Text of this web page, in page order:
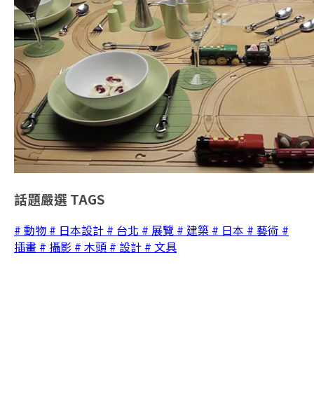
話題嚴選 TAGS
# 動物 # 日本設計 # 台北 # 展覽 # 建築 # 日本 # 藝術 #
插畫 # 攝影 # 木頭 # 設計 # 文具